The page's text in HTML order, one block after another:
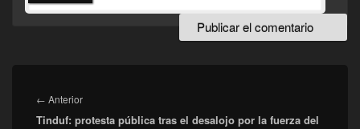
de
entradas
← AnteriorEntrada
anterior:
Tinduf: protesta pública tras el desalojo por la fuerza del